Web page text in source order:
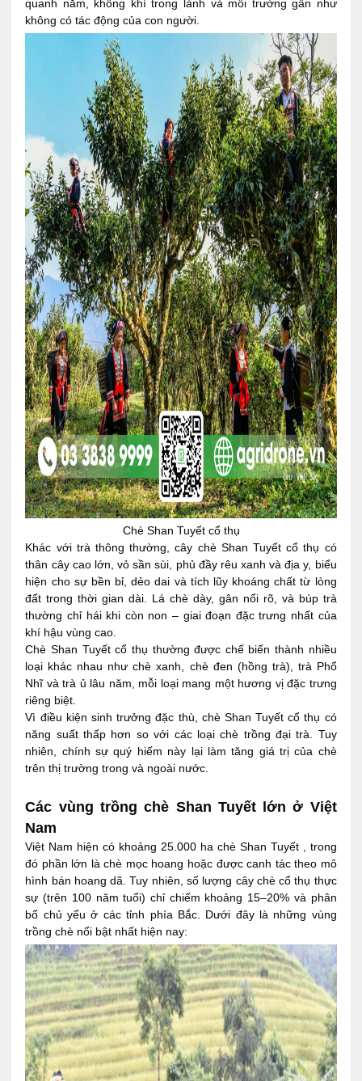
quanh năm, không khí trong lành và môi trường gần như
không có tác động của con người.
Chè Shan Tuyết cổ thụ
Khác với trà thông thường, cây chè Shan Tuyết cổ thụ có
thân cây cao lớn, vỏ sần sùi, phủ đầy rêu xanh và địa y, biểu
hiện cho sự bền bỉ, dẻo dai và tích lũy khoáng chất từ lòng
đất trong thời gian dài. Lá chè dày, gân nổi rõ, và búp trà
thường chỉ hái khi còn non – giai đoạn đặc trưng nhất của
khí hậu vùng cao.
Chè Shan Tuyết cổ thụ thường được chế biến thành nhiều
loại khác nhau như chè xanh, chè đen (hồng trà), trà Phổ
Nhĩ và trà ủ lâu năm, mỗi loại mang một hương vị đặc trưng
riêng biệt.
Vì điều kiện sinh trưởng đặc thù, chè Shan Tuyết cổ thụ có
năng suất thấp hơn so với các loại chè trồng đại trà. Tuy
nhiên, chính sự quý hiếm này lại làm tăng giá trị của chè
trên thị trường trong và ngoài nước.
Các vùng trồng chè Shan Tuyết lớn ở Việt
Nam
Việt Nam hiện có khoảng 25.000 ha chè Shan Tuyết , trong
đó phần lớn là chè mọc hoang hoặc được canh tác theo mô
hình bán hoang dã. Tuy nhiên, số lượng cây chè cổ thụ thực
sự (trên 100 năm tuổi) chỉ chiếm khoảng 15–20% và phân
bố chủ yếu ở các tỉnh phía Bắc. Dưới đây là những vùng
trồng chè nổi bật nhất hiện nay: